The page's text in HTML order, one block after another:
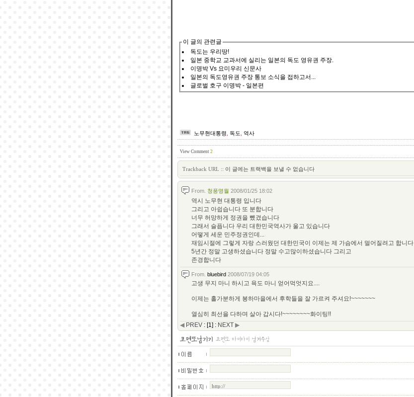
이 글의 관련글
독도는 우리땅!
일본 중학교 교과서에 실리는 일본의 독도 영유권 주장.
이명박 Vs 요미우리 신문사
일본의 독도영유권 주장 통보 소식을 접하고서...
글로벌 호구 이명박 - 일본편
노무현대통령 독도 역사
View Comment 2
Trackback URL :: 이 글에는 트랙백을 보낼 수 없습니다
From. 청풍명월 2008/01/25 18:02
역시 노무현 대통령 입니다
그리고 아쉽습니다 또 분합니다
너무 허망하게 정권을 뺐겼습니다
그래서 슬픕니다 우리 대한민국역사가 울고 있습니다
어떻게 세운 민주정권인데...
재임시절에 그렇게 자랑 스러웠던 대한민국이 이제는 제 가슴에서 멀어질려고 합니다
5년간 정말 고생하셨습니다 정말 수고많이하셨습니다 그리고
존경합니다
From. bluebird2008/07/19 04:05
고생 무지 마니 하시고 욕도 마니 얻어먹엇지요....
이제는 홀가분하게 봉하마을에서 후학들을 잘 가르켜 주셔요!~~~~~~~
열심히 최선을 다하며 살아 갑시다!~~~~~~~~화이팅!!
◀ PREV: [1] : NEXT ▶